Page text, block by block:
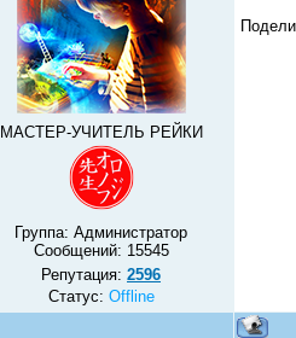
МАСТЕР-УЧИТЕЛЬ РЕЙКИ
Группа: Администратор
Сообщений: 15545
Репутация: 2596
Статус: Offline